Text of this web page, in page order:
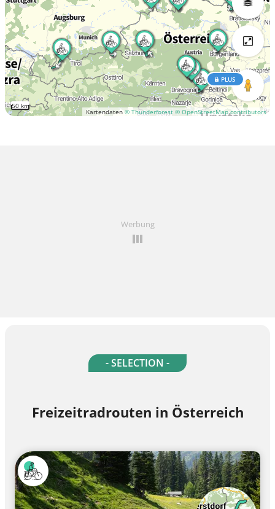
Kartendaten © Thunderforest © OpenStreetMap contributors
PLUS
50 km
Werbung
- SELECTION -
Freizeitradrouten in Österreich